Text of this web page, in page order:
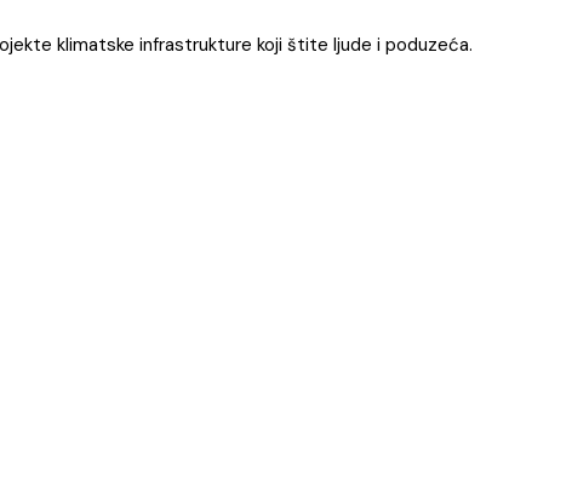
klimatske infrastrukture koji štite ljude i poduzeća.